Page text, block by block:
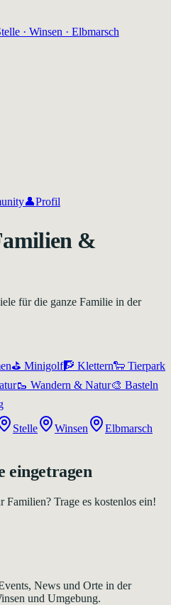
· Winsen · Elbmarsch
👤Profil
&
für die ganze Familie in der
⛳ Minigolf🧗 Klettern🐑 Tierpark
🥾 Wandern & Natur🎨 Basteln
Stelle Winsen
Elbmarsch
eingetragen
Trage es kostenlos ein!
News und Orte in der
und Umgebung.